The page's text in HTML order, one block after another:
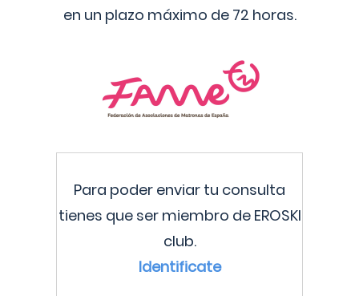
en un plazo máximo de 72 horas.
Para poder enviar tu consulta
tienes que ser miembro de EROSKI
club.
Identificate